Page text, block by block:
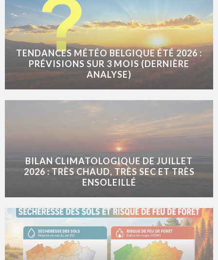
TENDANCES MÉTÉO BELGIQUE ÉTÉ 2026 :
PRÉVISIONS SUR 3 MOIS (DERNIÈRE
ANALYSE)
BILAN CLIMATOLOGIQUE DE JUILLET
2026 : TRÈS CHAUD, TRÈS SEC ET TRÈS
ENSOLEILLÉ